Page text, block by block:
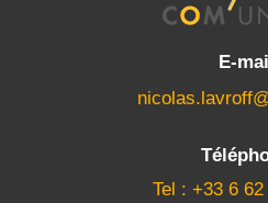
E-mail
Tel : +33 6